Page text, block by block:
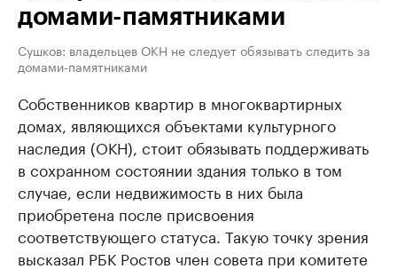
домами-памятниками
Сушков: владельцев ОКН не следует обязывать следить за
домами-памятниками
Собственников квартир в многоквартирных
домах, являющихся объектами культурного
наследия (ОКН), стоит обязывать поддерживать
в сохранном состоянии здания только в том
случае, если недвижимость в них была
приобретена после присвоения
соответствующего статуса. Такую точку зрения
высказал РБК Ростов член совета при комитете